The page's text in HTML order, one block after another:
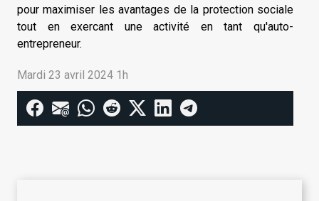
pour maximiser les avantages de la protection sociale
tout en exercant une activité en tant qu'auto-
entrepreneur.
Mardi 23 avril 2024 1h